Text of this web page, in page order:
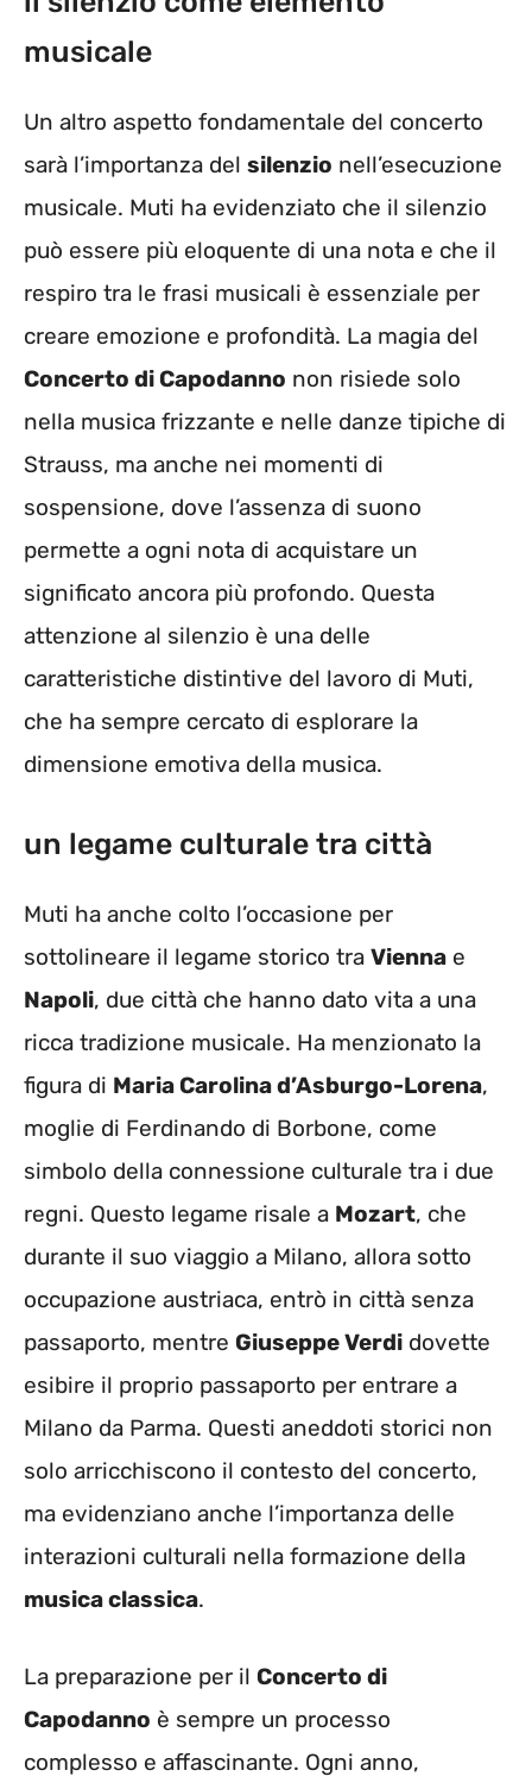
musicale
Un altro aspetto fondamentale del concerto
sarà l’importanza del silenzio nell’esecuzione
musicale. Muti ha evidenziato che il silenzio
può essere più eloquente di una nota e che il
respiro tra le frasi musicali è essenziale per
creare emozione e profondità. La magia del
Concerto di Capodanno non risiede solo
nella musica frizzante e nelle danze tipiche di
Strauss, ma anche nei momenti di
sospensione, dove l’assenza di suono
permette a ogni nota di acquistare un
significato ancora più profondo. Questa
attenzione al silenzio è una delle
caratteristiche distintive del lavoro di Muti,
che ha sempre cercato di esplorare la
dimensione emotiva della musica.
un legame culturale tra città
Muti ha anche colto l’occasione per
sottolineare il legame storico tra Vienna e
Napoli, due città che hanno dato vita a una
ricca tradizione musicale. Ha menzionato la
figura di Maria Carolina d’Asburgo-Lorena,
moglie di Ferdinando di Borbone, come
simbolo della connessione culturale tra i due
regni. Questo legame risale a Mozart, che
durante il suo viaggio a Milano, allora sotto
occupazione austriaca, entrò in città senza
passaporto, mentre Giuseppe Verdi dovette
esibire il proprio passaporto per entrare a
Milano da Parma. Questi aneddoti storici non
solo arricchiscono il contesto del concerto,
ma evidenziano anche l’importanza delle
interazioni culturali nella formazione della
musica classica.
La preparazione per il Concerto di
Capodanno è sempre un processo
complesso e affascinante. Ogni anno,